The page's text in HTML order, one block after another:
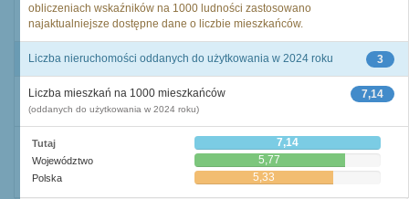
obliczeniach wskaźników na 1000 ludności zastosowano
najaktualniejsze dostępne dane o liczbie mieszkańców.
3
Liczba nieruchomości oddanych do użytkowania w 2024 roku
7,14
Liczba mieszkań na 1000 mieszkańców
(oddanych do użytkowania w 2024 roku)
Tutaj 7,14
Województwo 5,77
Polska 5,33